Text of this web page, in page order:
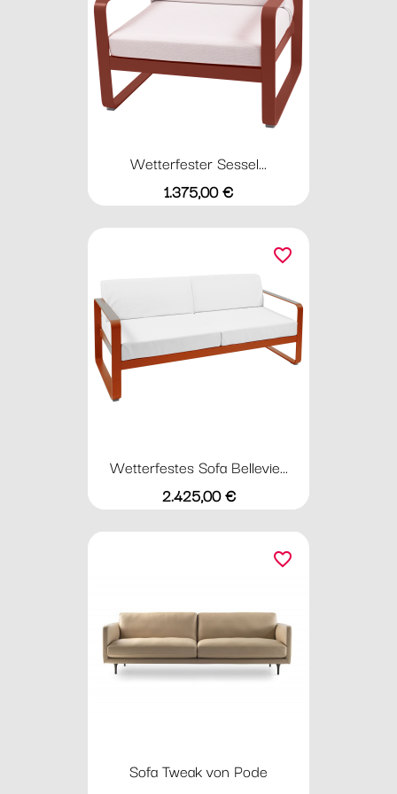
Wetterfester Sessel...
Preis
1.375,00 €
Wetterfestes Sofa Bellevie...
Preis
2.425,00 €
favorite_border
Sofa Tweak von Pode
favorite_border